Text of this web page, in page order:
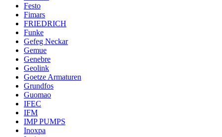
Festo
Fimars
FRIEDRICH
Funke
Gefeg Neckar
Gemue
Genebre
Geolink
Goetze Armaturen
Grundfos
Guomao
IFEC
IFM
IMP PUMPS
Inoxpa